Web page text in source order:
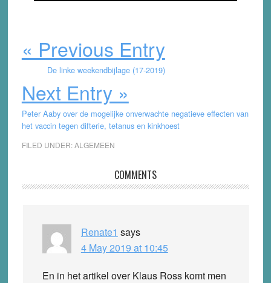
« Previous Entry
De linke weekendbijlage (17-2019)
Next Entry »
Peter Aaby over de mogelijke onverwachte negatieve effecten van
het vaccin tegen difterie, tetanus en kinkhoest
FILED UNDER:ALGEMEEN
Interactions
COMMENTS
Renate1 says
4 May 2019 at 10:45
En in het artikel over Klaus Ross komt men